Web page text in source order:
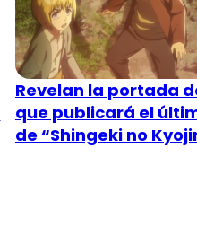
Revelan la portada
que publicará el
de “Shingeki no